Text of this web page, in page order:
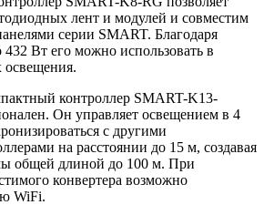
лент и модулей и совместим
серии SMART. Благодаря
Вт его можно использовать в
освещения.
контроллер SMART-K13-
Он управляет освещением в 4
с другими
на расстоянии до 15 м, создавая
общей длиной до 100 м. При
конвертера возможно
WiFi.